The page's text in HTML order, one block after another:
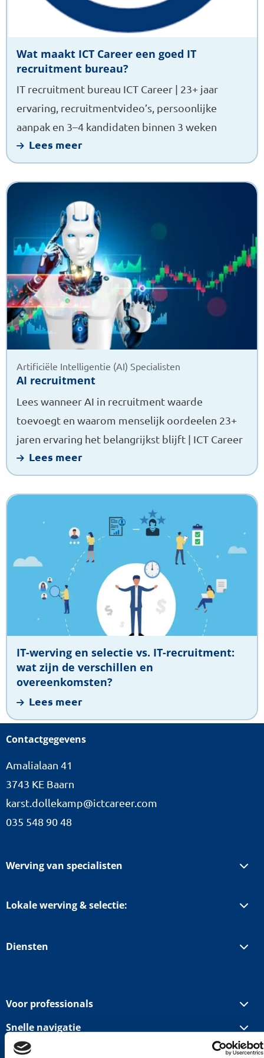
Wat maakt ICT Career een goed IT
recruitment bureau?
IT recruitment bureau ICT Career | 23+ jaar
ervaring, recruitmentvideo’s, persoonlijke
aanpak en 3–4 kandidaten binnen 3 weken
Lees meer
Artificiële Intelligentie (AI) Specialisten
AI recruitment
Lees wanneer AI in recruitment waarde
toevoegt en waarom menselijk oordeelen 23+
jaren ervaring het belangrijkst blijft | ICT Career
Lees meer
Lees
AI
recruitment
IT-werving en selectie vs. IT-recruitment:
wat zijn de verschillen en
overeenkomsten?
Lees meer
Lees
werving
selectie
recruitment:
zijn
verschillen
en
overeenkomsten?
Contactgegevens
Amalialaan 41
3743 KE Baarn
karst.dollekamp@ictcareer.com
035 548 90 48
Werving van specialisten
Lokale werving & selectie:
Diensten
Voor professionals
Snelle navigatie